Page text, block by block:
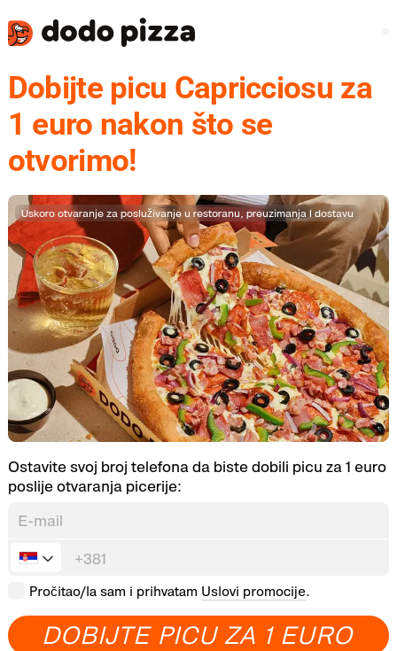
Dobijte picu Capricciosu za
1 euro nakon što se
otvorimo!
Uskoro otvaranje za posluživanje u restoranu, preuzimanja I dostavu
Ostavite svoj broj telefona da biste dobili picu za 1 euro
poslije otvaranja picerije:
Pročitao/la sam i prihvatam Uslovi promocije.
DOBIJTE PICU ZA 1 EURO